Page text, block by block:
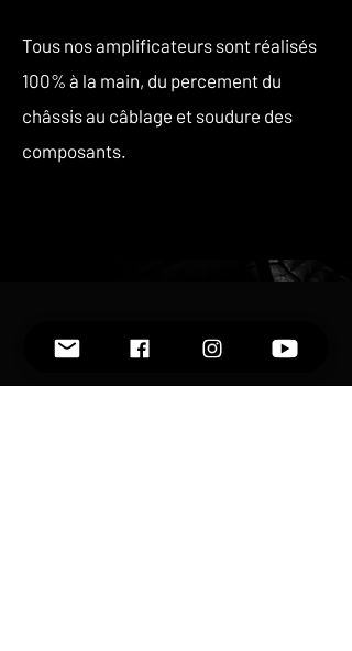
Tous nos amplificateurs sont réalisés
100% à la main, du percement du
châssis au câblage et soudure des
composants.